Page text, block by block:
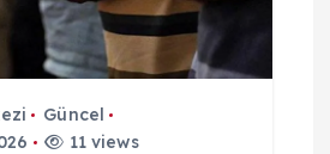
Güncel
11 views